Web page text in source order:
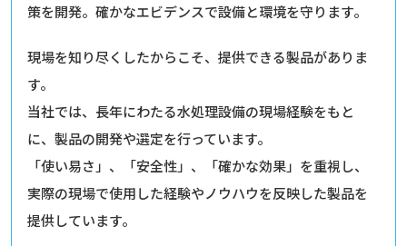
策を開発。確かなエビデンスで設備と環境を守ります。
現場を知り尽くしたからこそ、提供できる製品がありま
す。
当社では、長年にわたる水処理設備の現場経験をもと
に、製品の開発や選定を行っています。
「使い易さ」、「安全性」、「確かな効果」を重視し、
実際の現場で使用した経験やノウハウを反映した製品を
提供しています。